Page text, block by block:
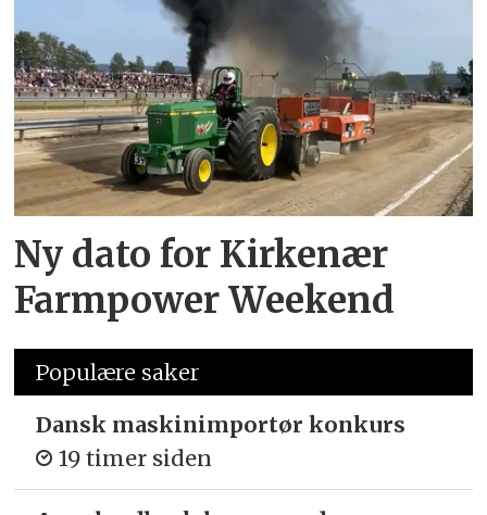
Ny dato for Kirkenær
Farmpower Weekend
Populære saker
Dansk maskinimportør konkurs
19 timer siden